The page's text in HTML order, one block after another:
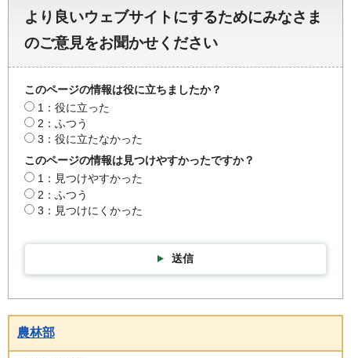
より良いウェブサイトにするためにみなさま
のご意見をお聞かせください
このページの情報は役に立ちましたか？
1：役に立った
2：ふつう
3：役に立たなかった
このページの情報は見つけやすかったですか？
1：見つけやすかった
2：ふつう
3：見つけにくかった
送信
農林部